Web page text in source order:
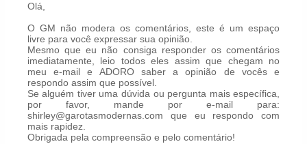
Olá,
O GM não modera os comentários, este é um espaço
livre para você expressar sua opinião.
Mesmo que eu não consiga responder os comentários
imediatamente, leio todos eles assim que chegam no
meu e-mail e ADORO saber a opinião de vocês e
respondo assim que possível.
Se alguém tiver uma dúvida ou pergunta mais específica,
por favor, mande por e-mail para:
shirley@garotasmodernas.com que eu respondo com
mais rapidez.
Obrigada pela compreensão e pelo comentário!